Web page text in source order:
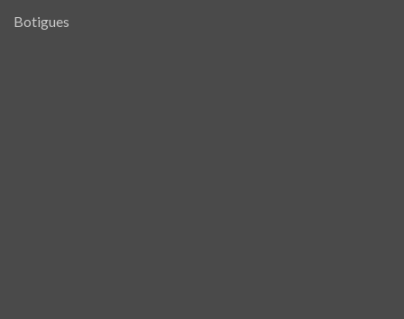
Botigues